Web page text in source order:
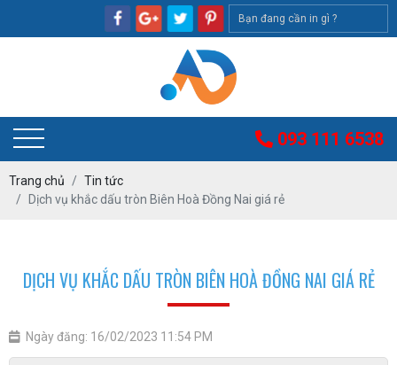
093 111 6538
Trang chủ
Tin tức
Dịch vụ khắc dấu tròn Biên Hoà Đồng Nai giá rẻ
DỊCH VỤ KHẮC DẤU TRÒN BIÊN HOÀ ĐỒNG NAI GIÁ RẺ
Ngày đăng: 16/02/2023 11:54 PM